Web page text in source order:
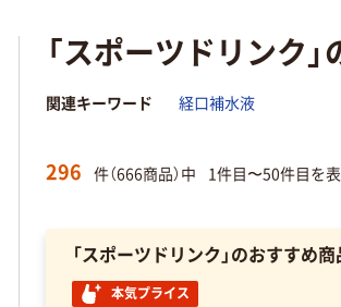
「スポーツドリンク
関連キーワード 経口補水液
296 件（666商品）中 1件目〜50件目を
「スポーツドリンク」のおすすめ商
本気プライス